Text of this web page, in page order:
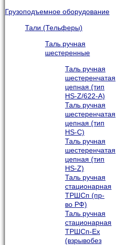
Грузоподъемное оборудование
Тали (Тельферы)
Таль ручная
шестеренные
Таль ручная
шестеренчатая
цепная (тип
HS-Z/622-A)
Таль ручная
шестеренчатая
цепная (тип
HS-C)
Таль ручная
шестеренчатая
цепная (тип
HS-Z)
Таль ручная
стационарная
ТРШСп (пр-
во РФ)
Таль ручная
стационарная
ТРШСп-Ех
(взрывобез